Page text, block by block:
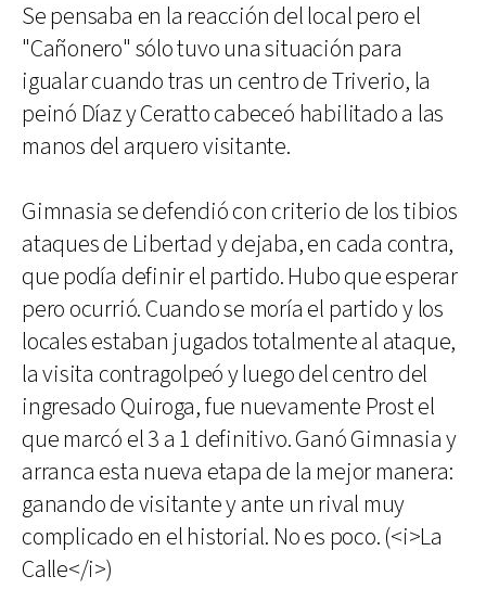
Se pensaba en la reacción del local pero el
"Cañonero" sólo tuvo una situación para
igualar cuando tras un centro de Triverio, la
peinó Díaz y Ceratto cabeceó habilitado a las
manos del arquero visitante.
Gimnasia se defendió con criterio de los tibios
ataques de Libertad y dejaba, en cada contra,
que podía definir el partido. Hubo que esperar
pero ocurrió. Cuando se moría el partido y los
locales estaban jugados totalmente al ataque,
la visita contragolpeó y luego del centro del
ingresado Quiroga, fue nuevamente Prost el
que marcó el 3 a 1 definitivo. Ganó Gimnasia y
arranca esta nueva etapa de la mejor manera:
ganando de visitante y ante un rival muy
complicado en el historial. No es poco. (<i>La
Calle</i>)